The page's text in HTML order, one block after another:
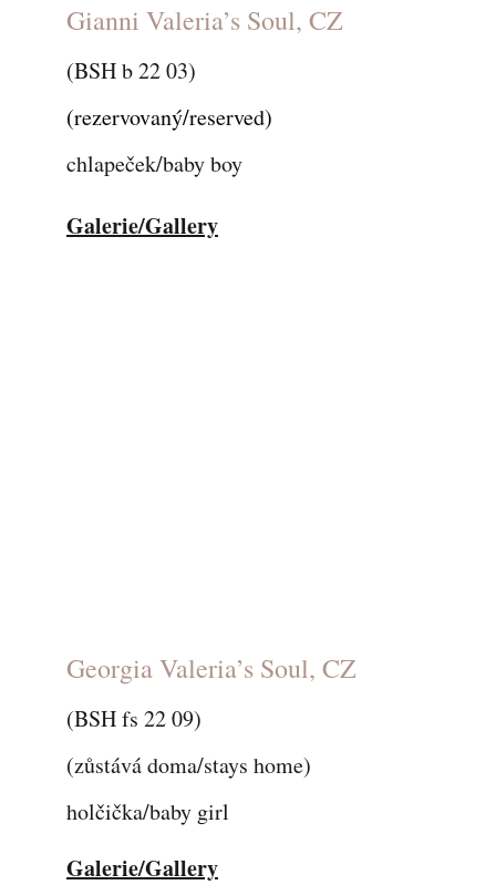
Gianni Valeria’s Soul, CZ
(BSH b 22 03)
chlapeček/baby boy
Galerie/Gallery
(rezervovaný/reserved)
Georgia Valeria’s Soul, CZ
(BSH fs 22 09)
holčička/baby girl
Galerie/Gallery
(zůstává doma/stays home)